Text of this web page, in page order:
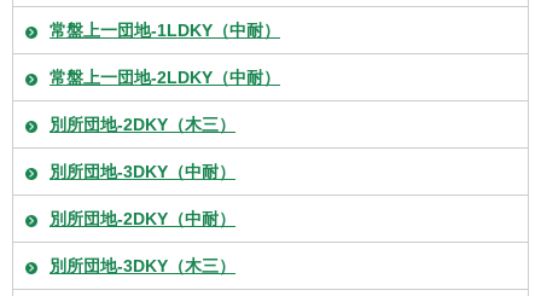
常盤上一団地-1LDKY（中耐）
常盤上一団地-2LDKY（中耐）
別所団地-2DKY（木三）
別所団地-3DKY（中耐）
別所団地-2DKY（中耐）
別所団地-3DKY（木三）